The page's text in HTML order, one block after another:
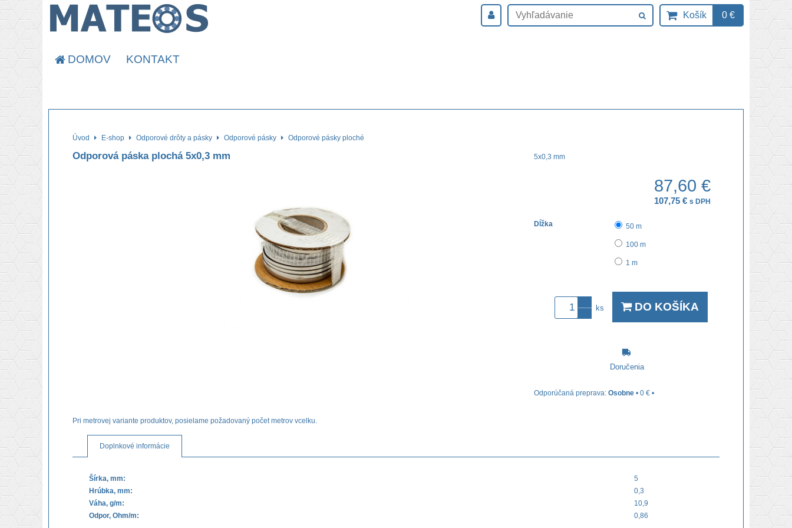
Košík 0 €
DOMOV KONTAKT
Úvod E-shop Odporové drôty a pásky Odporové pásky Odporové pásky ploché
Odporová páska plochá 5x0,3 mm 5x0,3 mm
87,60 €
107,75 € s DPH
Dĺžka 50 m
100 m
1 m
ks DO KOŠÍKA
Doručenia
Osobne • 0 € •
Pri metrovej variante produktov, posielame požadovaný počet metrov vcelku.
Doplnkové informácie
Šírka, mm:
5
Hrúbka, mm:
0,3
Váha, g/m:
10,9
Odpor, Ohm/m:
0,86